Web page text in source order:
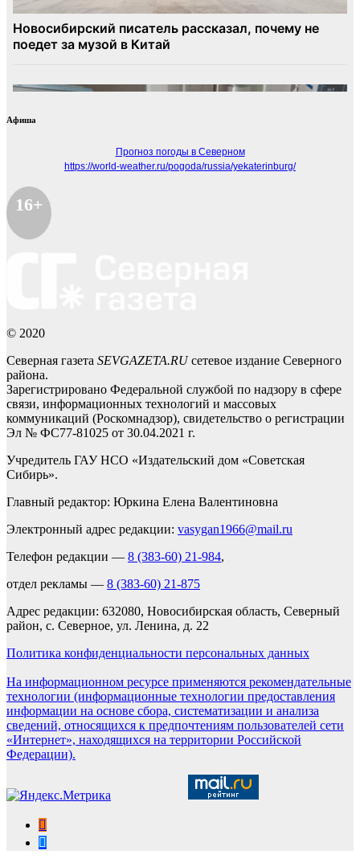
Афиша
Прогноз погоды в Северном
https://world-weather.ru/pogoda/russia/yekaterinburg/
16+
© 2020
Северная газета SEVGAZETA.RUсетевое издание Северного
района.
Зарегистрировано Федеральной службой по надзору в сфере
связи, информационных технологий и массовых
коммуникаций (Роскомнадзор), свидетельство о регистрации
Эл № ФС77-81025 от 30.04.2021 г.
Учредитель ГАУ НСО «Издательский дом «Советская
Сибирь».
Главный редактор: Юркина Елена Валентиновна
Электронный адрес редакции: vasygan1966@mail.ru
Телефон редакции — 8 (383-60) 21-984,
отдел рекламы — 8 (383-60) 21-875
Адрес редакции: 632080, Новосибирская область, Северный
район, с. Северное, ул. Ленина, д. 22
Политика конфиденциальности персональных данных
На информационном ресурсе применяются рекомендательные
технологии (информационные технологии предоставления
информации на основе сбора, систематизации и анализа
сведений, относящихся к предпочтениям пользователей сети
«Интернет», находящихся на территории Российской
Федерации).